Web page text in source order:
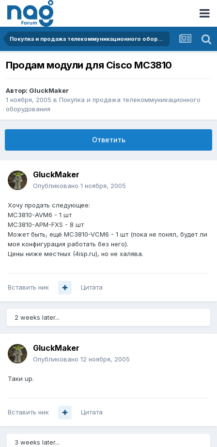
Покупка и продажа телекоммуникационного оборудования
Продам модули для Cisco MC3810
Автор: GluckMaker
1 ноября, 2005 в Покупка и продажа телекоммуникационного
оборудования
Ответить
GluckMaker
Опубликовано 1 ноября, 2005
Хочу продать следующее:
MC3810-AVM6 - 1 шт
MC3810-APM-FXS - 8 шт
Может быть, ещё MC3810-VCM6 - 1 шт (пока не понял, будет ли
моя конфигурация работать без него).
Цены ниже местных (4isp.ru), но не халява.
Вставить ник Цитата
2 weeks later...
GluckMaker
Опубликовано 12 ноября, 2005
Таки up.
Вставить ник Цитата
3 weeks later...